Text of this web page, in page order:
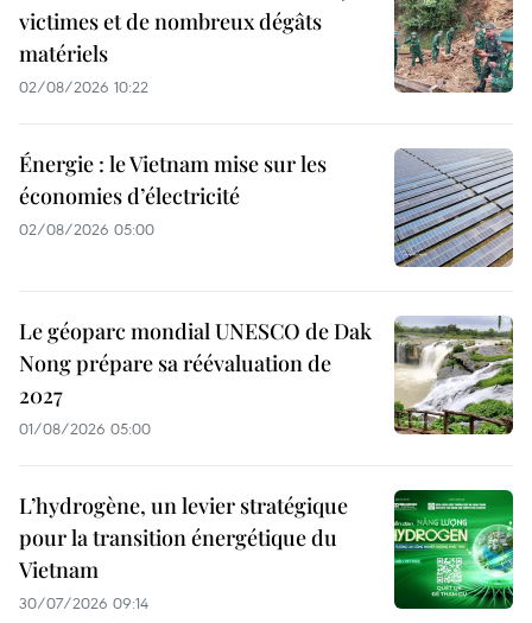
victimes et de nombreux dégâts
matériels
02/08/2026 10:22
Énergie : le Vietnam mise sur les
économies d’électricité
02/08/2026 05:00
Le géoparc mondial UNESCO de Dak
Nong prépare sa réévaluation de
2027
01/08/2026 05:00
L’hydrogène, un levier stratégique
pour la transition énergétique du
Vietnam
30/07/2026 09:14